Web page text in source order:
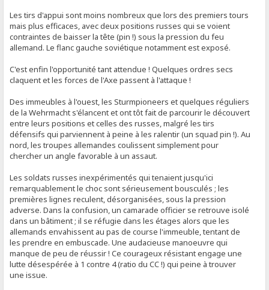
Les tirs d'appui sont moins nombreux que lors des premiers tours
mais plus efficaces, avec deux positions russes qui se voient
contraintes de baisser la tête (pin !) sous la pression du feu
allemand. Le flanc gauche soviétique notamment est exposé.
C'est enfin l'opportunité tant attendue ! Quelques ordres secs
claquent et les forces de l'Axe passent à l'attaque !
Des immeubles à l'ouest, les Sturmpioneers et quelques réguliers
de la Wehrmacht s'élancent et ont tôt fait de parcourir le découvert
entre leurs positions et celles des russes, malgré les tirs
défensifs qui parviennent à peine à les ralentir (un squad pin !). Au
nord, les troupes allemandes coulissent simplement pour
chercher un angle favorable à un assaut.
Les soldats russes inexpérimentés qui tenaient jusqu'ici
remarquablement le choc sont sérieusement bousculés ; les
premières lignes reculent, désorganisées, sous la pression
adverse. Dans la confusion, un camarade officier se retrouve isolé
dans un bâtiment ; il se réfugie dans les étages alors que les
allemands envahissent au pas de course l'immeuble, tentant de
les prendre en embuscade. Une audacieuse manoeuvre qui
manque de peu de réussir ! Ce courageux résistant engage une
lutte désespérée à 1 contre 4 (ratio du CC !) qui peine à trouver
une issue.